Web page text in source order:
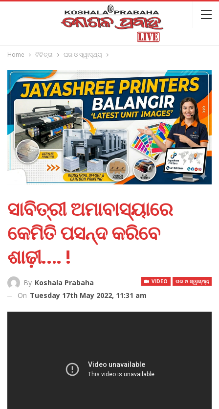
Home ବିଚିତ୍ରା ଘର ଓ ସ୍ୱାସ୍ଥ୍ୟ
ସାବିତ୍ରୀ ଅମାବାସ୍ୟାରେ
କେମିତି ପସନ୍ଦ କରିବେ
ଶାଢ଼ୀ…. !
VIDEO ଘର ଓ ସ୍ୱାସ୍ଥ୍ୟ
By Koshala Prabaha
On Tuesday 17th May 2022, 11:31 am